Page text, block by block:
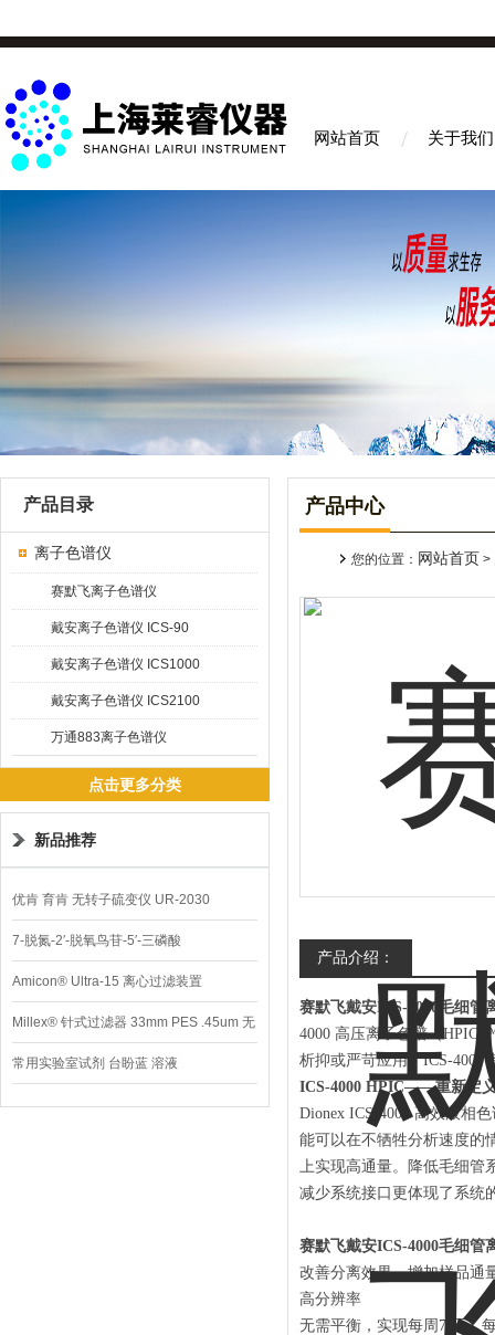
网站首页 关于我们
产品目录
离子色谱仪
赛默飞离子色谱仪
戴安离子色谱仪 ICS-90
戴安离子色谱仪 ICS1000
戴安离子色谱仪 ICS2100
万通883离子色谱仪
点击更多分类
新品推荐
优肯 育肯 无转子硫变仪 UR-2030
7-脱氮-2′-脱氧鸟苷-5′-三磷酸
Amicon® Ultra-15 离心过滤装置
Millex® 针式过滤器 33mm PES .45um 无
菌
常用实验室试剂 台盼蓝 溶液
产品中心
您的位置： 网站首页 >
产品介绍：
赛默飞戴安ICS-4000毛细管
4000 高压离子色谱（HPIC
析抑或严苛应用，ICS-4000
ICS-4000 HPIC——重新定
Dionex ICS-4000 高效液相
能可以在不牺牲分析速度的
上实现高通量。降低毛细管
减少系统接口更体现了系统
赛默飞戴安ICS-4000毛细管
改善分离效果，增加样品通
高分辨率
无需平衡，实现每周7 天，